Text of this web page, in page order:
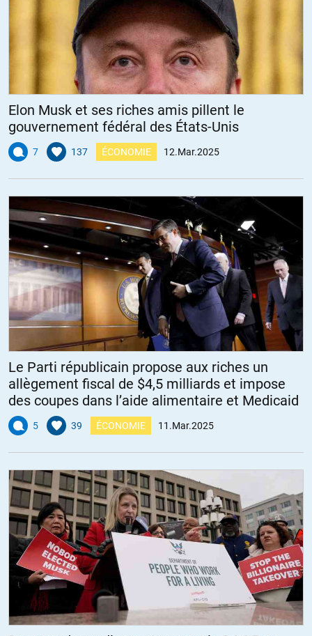
Elon Musk et ses riches amis pillent le
gouvernement fédéral des États-Unis
7 137 ÉCONOMIE 12.Mar.2025
Le Parti républicain propose aux riches un
allègement fiscal de $4,5 milliards et impose
des coupes dans l’aide alimentaire et Medicaid
5 39 ÉCONOMIE 11.Mar.2025